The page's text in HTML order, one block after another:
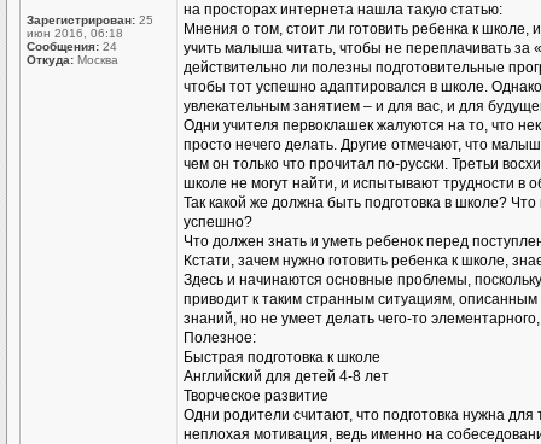
Зарегистрирован: 25
июн 2016, 06:18
Сообщения: 24
Откуда: Москва
на просторах интернета нашла такую статью:
Мнения о том, стоит ли готовить ребенка к
учить малыша читать, чтобы не переплачивать за
действительно ли полезны подготовительные
чтобы тот успешно адаптировался в школе.
увлекательным занятием – и для вас, и для
Одни учителя первоклашек жалуются на то, что
просто нечего делать. Другие отмечают, что
чем он только что прочитал по-русски. Третьи
школе не могут найти, и испытывают трудности в
Так какой же должна быть подготовка в школе?
успешно?
Что должен знать и уметь ребенок перед
Кстати, зачем нужно готовить ребенка к школе,
Здесь и начинаются основные проблемы,
приводит к таким странным ситуациям,
знаний, но не умеет делать чего-то
Полезное:
Быстрая подготовка к школе
Английский для детей 4-8 лет
Творческое развитие
Одни родители считают, что подготовка нужна
неплохая мотивация, ведь именно на